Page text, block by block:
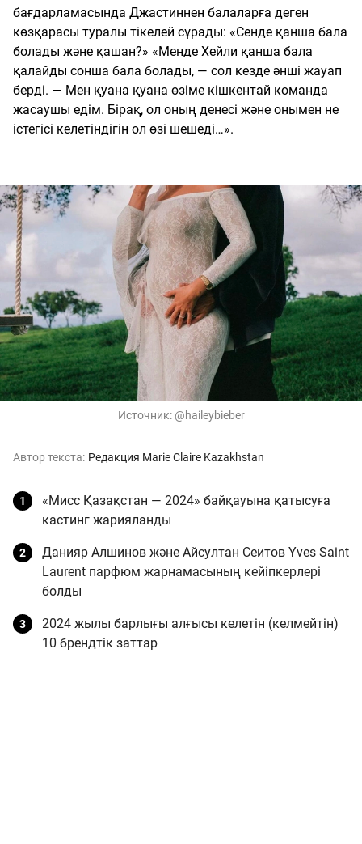
бағдарламасында Джастиннен балаларға деген
көзқарасы туралы тікелей сұрады: «Сенде қанша бала
болады және қашан?» «Менде Хейли қанша бала
қалайды сонша бала болады, — сол кезде әнші жауап
берді. — Мен қуана қуана өзіме кішкентай команда
жасаушы едім. Бірақ, ол оның денесі және онымен не
істегісі келетіндігін ол өзі шешеді…».
Источник: @haileybieber
Автор текста: Редакция Marie Claire Kazakhstan
«Мисс Қазақстан — 2024» байқауына қатысуға
кастинг жарияланды
Данияр Алшинов және Айсултан Сеитов Yves Saint
Laurent парфюм жарнамасының кейіпкерлері
болды
2024 жылы барлығы алғысы келетін (келмейтін)
10 брендтік заттар